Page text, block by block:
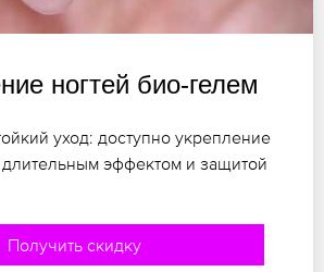
ногтей био-гелем
уход: доступно укрепление
длительным эффектом и защитой
Получить скидку